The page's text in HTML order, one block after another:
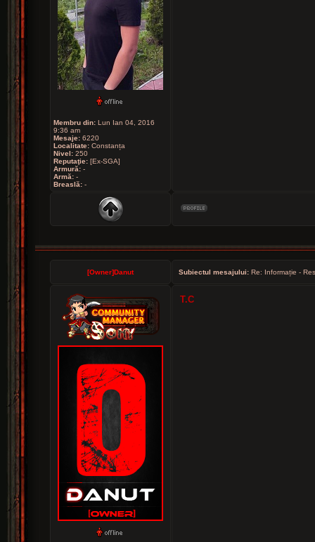
Membru din: Lun Ian 04, 2016
9:36 am
Mesaje: 6220
Localitate: Constanța
Nivel: 250
Reputaţie: [Ex-SGA]
Armură: -
Armă: -
Breaslă: -
[Owner]Danut Subiectul mesajului: Re: Informație -
T.C